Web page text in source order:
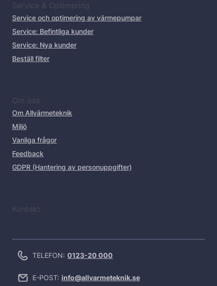
Service & Optimering
Service och optimering av värmepumpar
Service: Befintliga kunder
Service: Nya kunder
Beställ filter
Om oss
Om Allvärmeteknik
Miljö
Vanliga frågor
Feedback
GDPR (Hantering av personuppgifter)
Kontakt
TELEFON: 0123-20 000
E-POST: info@allvarmeteknik.se